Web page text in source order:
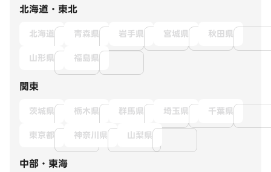
北海道・東北
北海道 青森県 岩手県 宮城県
秋田県
山形県
福島県
関東
茨城県 栃木県 群馬県 埼玉県
千葉県
東京都
神奈川県 山梨県
中部・東海